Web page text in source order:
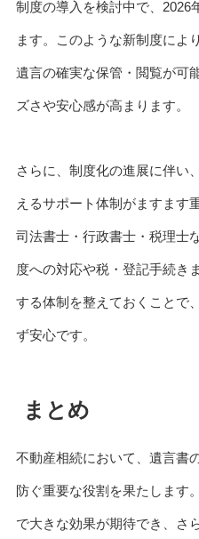
制度の導入を検討中で、2026
ます。このような新制度によ
遺言の確実な保管・閲覧が可
ズさや安心感が高まります。
さらに、制度化の進展に伴い
えるサポート体制がますます
司法書士・行政書士・税理士
度への対応や税・登記手続き
する体制を整えておくことで
ず安心です。
まとめ
不動産相続において、遺言書
防ぐ重要な役割を果たします
で大きな効果が期待でき、さ